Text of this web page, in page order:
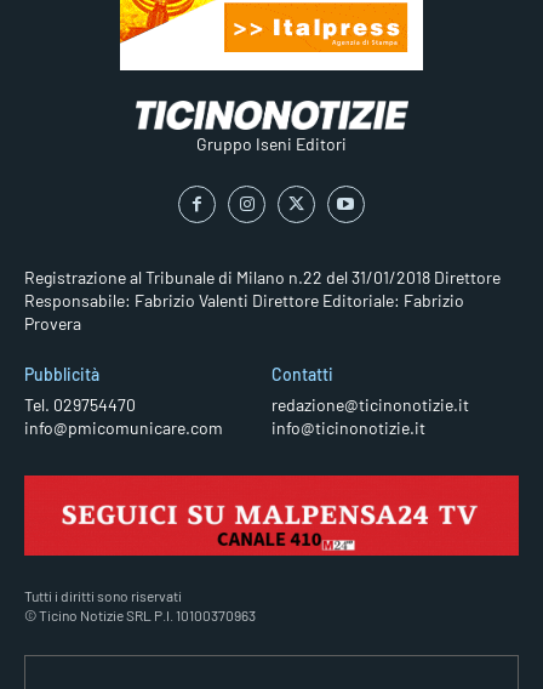
Gruppo Iseni Editori
Registrazione al Tribunale di Milano n.22 del 31/01/2018 Direttore
Responsabile: Fabrizio Valenti Direttore Editoriale: Fabrizio
Provera
Pubblicità
Tel. 029754470
info@pmicomunicare.com
Contatti
redazione@ticinonotizie.it
info@ticinonotizie.it
Tutti i diritti sono riservati
© Ticino Notizie SRL P.I. 10100370963